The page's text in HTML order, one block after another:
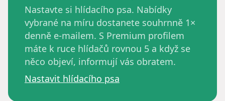
Nastavte si hlídacího psa. Nabídky
vybrané na míru dostanete souhrnně 1×
denně e-mailem. S Premium profilem
máte k ruce hlídačů rovnou 5 a když se
něco objeví, informují vás obratem.
Nastavit hlídacího psa